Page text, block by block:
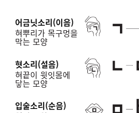
어금닛소리(이음)
혀뿌리가 목구멍을
막는 모양
혓소리(설음)
혀끝이 윗잇몸에
닿는 모양
입술소리(순음)